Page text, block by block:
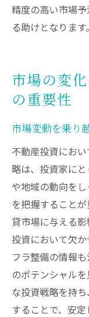
精度の高い市場
る助けとなります。
市場の変
の重要性
市場変動を乗り
不動産投資にお
略は、投資家に
や地域の動向を
を把握すること
貸市場に与える
投資において欠
フラ整備の情報
のポテンシャル
な投資戦略を持
することで、安